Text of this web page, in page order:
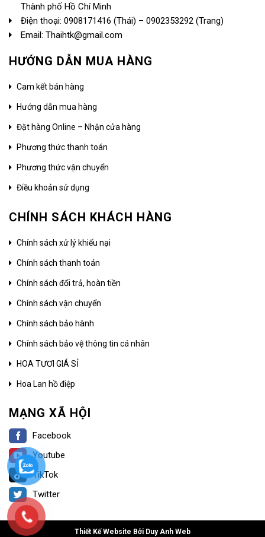
Thành phố Hồ Chí Minh
Điện thoại: 0908171416 (Thái) – 0902353292 (Trang)
Email: Thaihtk@gmail.com
HƯỚNG DẪN MUA HÀNG
Cam kết bán hàng
Hướng dẫn mua hàng
Đặt hàng Online – Nhận cửa hàng
Phương thức thanh toán
Phương thức vận chuyển
Điều khoản sử dụng
CHÍNH SÁCH KHÁCH HÀNG
Chính sách xử lý khiếu nại
Chính sách thanh toán
Chính sách đổi trả, hoàn tiền
Chính sách vận chuyển
Chính sách bảo hành
Chính sách bảo vệ thông tin cá nhân
HOA TƯƠI GIÁ SỈ
Hoa Lan hồ điệp
MẠNG XÃ HỘI
Facebook
Youtube
TikTok
Twitter
Thiết Kế Website Bởi Duy Anh Web